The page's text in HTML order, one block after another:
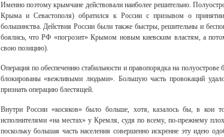
Именно поэтому крымчане действовали наиболее решительно.
Крыма и Севастополя) обратился к России с призывом о
большинства. Действия России были также быстры, решительны и
боялись, что РФ «погрозит» Крымом новым киевским властям, а
свою позицию).
Операция по обеспечению стабильности и правопорядка на
блокированы «вежливыми людьми». Большую часть провокаций
признать операцию блестящей.
Внутри России «косяков» было больше, хотя, казалось бы, в
исполнителями «на местах» у Кремля, судя по всему, по-прежнему
поскольку большая часть населения совершенно искренне эту идею